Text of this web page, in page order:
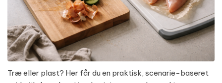
Træ eller plast? Her får du en praktisk, scenarie-baseret